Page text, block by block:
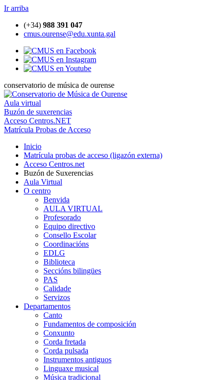
Ir arriba
(+34) 988 391 047
cmus.ourense@edu.xunta.gal
conservatorio de música de ourense
Aula virtual
Buzón de suxerencias
Acceso Centros.NET
Matrícula Probas de Acceso
Inicio
Matrícula probas de acceso (ligazón externa)
Acceso Centros.net
Buzón de Suxerencias
Aula Virtual
O centro
Benvida
AULA VIRTUAL
Profesorado
Equipo directivo
Consello Escolar
Coordinacións
EDLG
Biblioteca
Seccións bilingües
PAS
Calidade
Servizos
Departamentos
Canto
Fundamentos de composición
Conxunto
Corda fretada
Corda pulsada
Instrumentos antiguos
Linguaxe musical
Música tradicional